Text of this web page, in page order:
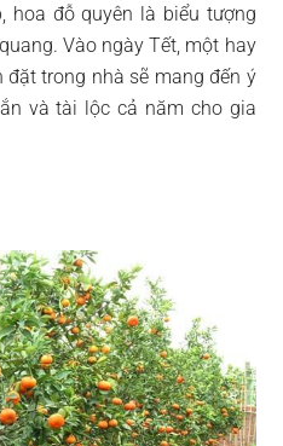
hoa đỗ quyên là biểu tượng
Vào ngày Tết, một hay
trong nhà sẽ mang đến ý
và tài lộc cả năm cho gia